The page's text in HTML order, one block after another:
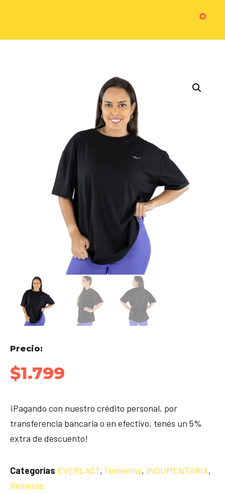
Precio:
$1.799
¡Pagando con nuestro crédito personal, por
transferencia bancaria o en efectivo, tenés un 5%
extra de descuento!
Categorías EVERLAST, Femenino, INDUMENTARIA,
Remeras